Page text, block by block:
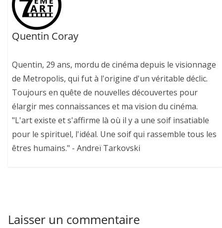
Quentin Coray
Quentin, 29 ans, mordu de cinéma depuis le visionnage
de Metropolis, qui fut à l'origine d'un véritable déclic.
Toujours en quête de nouvelles découvertes pour
élargir mes connaissances et ma vision du cinéma.
"L'art existe et s'affirme là où il y a une soif insatiable
pour le spirituel, l'idéal. Une soif qui rassemble tous les
êtres humains." - Andreï Tarkovski
Laisser un commentaire